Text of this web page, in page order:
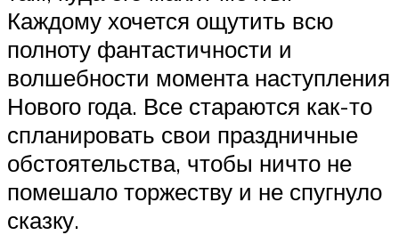
Каждому хочется ощутить всю
полноту фантастичности и
волшебности момента наступления
Нового года. Все стараются как-то
спланировать свои праздничные
обстоятельства, чтобы ничто не
помешало торжеству и не спугнуло
сказку.